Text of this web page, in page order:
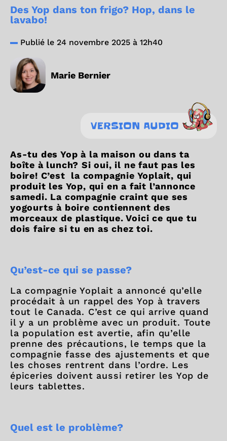
Des Yop dans ton frigo? Hop, dans le
lavabo!
Publié le 24 novembre 2025 à 12h40
Marie Bernier
VERSION AUDIO
As-tu des Yop à la maison ou dans ta
boîte à lunch? Si oui, il ne faut pas les
boire! C’est la compagnie Yoplait, qui
produit les Yop, qui en a fait l’annonce
samedi. La compagnie craint que ses
yogourts à boire contiennent des
morceaux de plastique. Voici ce que tu
dois faire si tu en as chez toi.
Qu’est-ce qui se passe?
La compagnie Yoplait a annoncé qu’elle
procédait à un rappel des Yop à travers
tout le Canada. C’est ce qui arrive quand
il y a un problème avec un produit. Toute
la population est avertie, afin qu’elle
prenne des précautions, le temps que la
compagnie fasse des ajustements et que
les choses rentrent dans l’ordre. Les
épiceries doivent aussi retirer les Yop de
leurs tablettes.
Quel est le problème?